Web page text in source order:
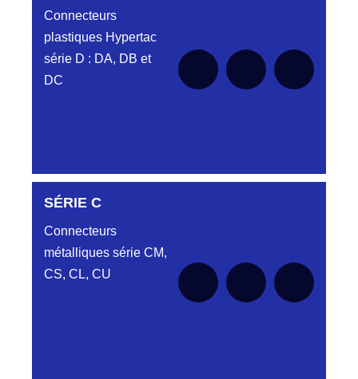
Connecteurs
plastiques Hypertac
série D : DA, DB et
DC
SÉRIE DA
Aucune pièce disponible pour cette série
pour le moment
SÉRIE DB
SÉRIE C
Connecteurs
métalliques série CM,
CS, CL, CU